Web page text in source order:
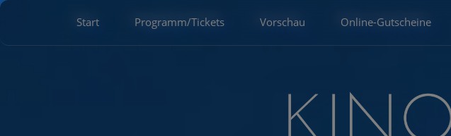
Start Programm/Tickets Vorschau Online-Gutscheine